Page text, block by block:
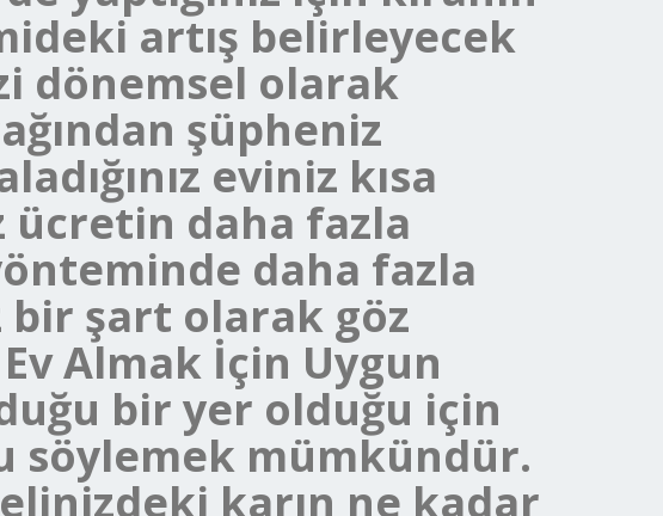
artış belirleyecek
dönemsel olarak
şüpheniz
eviniz kısa
ücretin daha fazla
daha fazla
bir şart olarak göz
Almak İçin Uygun
bir yer olduğu için
söylemek mümkündür.
karın ne kadar